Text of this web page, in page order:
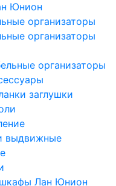
Юнион
организаторы
организаторы
организаторы
заглушки
выдвижные
Лан Юнион